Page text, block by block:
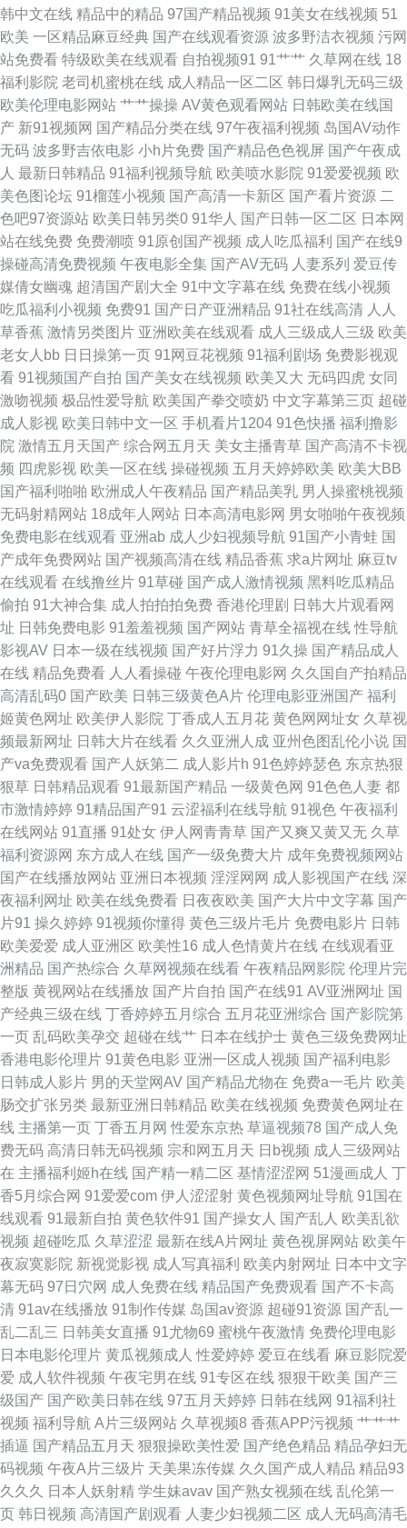
男人的天堂在线另类 国产一区第十页 久久经典视频在线观看 国产嫩草影院
久久 91不用下载观看 国内版肏屄视频 国产精品夜夜嗨 国产美女 肏王丽的屄
91超碰国产在线观看 99超碰福利在线 欧美男女性生活 一本道大香蕉伊人5
不卡三区 九艹九艹在线 亚洲精品草逼片 91网址 黄色片导航 日本女同在线
91sehuatang 91小骚逼 国产av网页 欧美a播放 五月激情不卡一区 91黑料导
航 国产美女A区小视频 色妞干网免费视频网站 99久久无 久爱高清无码 日韩
伦理片 91干福利视频 a俺也要去了网址 久久99精品视频 91很很撸在线视频
传媒视频一区免费播放 丝袜深爱网 91九色蝌蚪视频成人论坛 国产久久免费
视频免费 日本a区 综合色情 97超碰自拍 人人操人人摸AV 91的视频入口 亚
洲黄色hfh 91中文资源在线 久久亚洲熟妇熟女 婷婷社区成人 91国产精品乱
码久久 东方操逼网 五月社区天堂 91熟女丝袜资源 老司机午夜福利电影网 先
锋影音av第一页 91亚洲人 久久五区 婷婷黄色大网站 91豆花成人社区在线
成人福利视频网站导航 日韩无码一二一三四五 91网页入口免费www 久久精
品久久国产 婷婷五月深深爱 91精品探花网址 色婷婷五月天AV综合 大香蕉伊
人天下 日本丁香五月 91猫先生手机在线 豆花免费网站 欧美日韩精品专区 91
超碰久草牛牛 超碰操人人 老湿机九一视频 性感美女日本午夜视频 国产1024
在线视频 四虎一二一 91九色国产爆乳 成人AV首付 日韩福利sss 91成人蝌蚪
激情色播导航 大香蕉国产 一本色道婷婷久久 少妇小晶性爱 俺去也俺去啦 老
湿机深夜福利 伊人大香蕉婷婷 爱草超碰人人网 欧美成久久永久 伊人婷婷久
久狠狠网 国产黑丝在线观看 黄色网址求推荐 欧美日韩国产激情视频 日韩牛
B叉电影 91久久极品影视 成人小视频资源库 国产精品在线久久 蜜桃专区第
96页 91国产传媒视频 老司机由于影院 欧美蝌蚪91色9 日本阿v中文字幕 性
情AV 免费三级wwwcom 欧美日韩性爱网 影音先锋亚洲AV无码 肏屄内射视
频在线观看 东方av免费在线 东方AV成人视 久久伊人色AV 色妞干网免费视频
网站 91干逼欧美 91大战黑丝美女 99欧美性爱 九一AⅤ 午夜夫妻影院 香蕉视
频色片 午夜导航5 欧美三区精品 91乱子伦国产精品 激情五月天社区 无码直
播 91视频第一福利导航 日韩中文字 91香蕉传媒 欧美日韩黄 69国产精品成
人久久 东京热AV在线 少妇91n 91青草草 国产原创网站91在线 色优优国产精
品 肏人综合网 日韩伦理片 91探花酒店在线观看 激情福利导航 桃色一级 91
嫩草白丝 先锋激情资原 久久精美视频 老湿啪啪怕怕抽 91豆花永久网站在线
观看 影音先锋av撸色 东京热大轮奸 日本男人天堂网 91视频艹 91爱看片 91
性爱直播 爱豆网站免费观看视频 日韩Av另类 岛国搬运工首页97 婷婷五月天
社区 91桃色视屏 精品久草 午夜理论日韩A 91网站传媒Tv 欧美视频入口 91
成人版 成人色导航在线 欧洲香蕉av电影 91大香蕉精东麻豆 豆花官网进入免
韩中文在线 精品中的精品 97国产精品视频 91美女在线视频 51
欧美 一区精品麻豆经典 国产在线观看资源 波多野洁衣视频 污网
站免费看 特级欧美在线观看 自拍视频91 91艹艹 久草网在线 18
福利影院 老司机蜜桃在线 成人精品一区二区 韩日爆乳无码三级
欧美伦理电影网站 艹艹操操 AV黄色观看网站 日韩欧美在线国
产 新91视频网 国产精品分类在线 97午夜福利视频 岛国AV动作
无码 波多野吉依电影 小h片免费 国产精品色色视屏 国产午夜成
人 最新日韩精品 91福利视频导航 欧美喷水影院 91爱爱视频 欧
美色图论坛 91榴莲小视频 国产高清一卡新区 国产看片资源 二
色吧97资源站 欧美日韩另类0 91华人 国产日韩一区二区 日本网
站在线免费 免费潮喷 91原创国产视频 成人吃瓜福利 国产在线9
操碰高清免费视频 午夜电影全集 国产AV无码 人妻系列 爱豆传
媒倩女幽魂 超清国产剧大全 91中文字幕在线 免费在线小视频
吃瓜福利小视频 免费91 国产日产亚洲精品 91社在线高清 人人
草香蕉 激情另类图片 亚洲欧美在线观看 成人三级成人三级 欧美
老女人bb 日日操第一页 91网豆花视频 91福利剧场 免费影视观
看 91视频国产自拍 国产美女在线视频 欧美又大 无码四虎 女同
激吻视频 极品性爱导航 欧美国产拳交喷奶 中文字幕第三页 超碰
成人影视 欧美日韩中文一区 手机看片1204 91色快播 福利撸影
院 激情五月天国产 综合网五月天 美女主播青草 国产高清不卡视
频 四虎影视 欧美一区在线 操碰视频 五月天婷婷欧美 欧美大BB
国产福利啪啪 欧洲成人午夜精品 国产精品美乳 男人操蜜桃视频
无码射精网站 18成年人网站 日本高清电影网 男女啪啪午夜视频
免费电影在线观看 亚洲ab 成人少妇视频导航 91国产小青蛙 国
产成年免费网站 国产视频高清在线 精品香蕉 求a片网址 麻豆tv
在线观看 在线撸丝片 91草碰 国产成人激情视频 黑料吃瓜精品
偷拍 91大神合集 成人拍拍拍免费 香港伦理剧 日韩大片观看网
址 日韩免费电影 91羞羞视频 国产网站 青草全福视在线 性导航
影视AV 日本一级在线视频 国产好片浮力 91久操 国产精品成人
在线 精品免费看 人人看操碰 午夜伦理电影网 久久国自产拍精品
高清乱码0 国产欧美 日韩三级黄色A片 伦理电影亚洲国产 福利
姬黄色网址 欧美伊人影院 丁香成人五月花 黄色网网址女 久草视
频最新网址 日韩大片在线看 久久亚洲人成 亚州色图乱伦小说 国
产va免费观看 国产人妖第二 成人影片h 91色婷婷瑟色 东京热狠
狠草 日韩精品观看 91最新国产精品 一级黄色网 91色色人妻 都
市激情婷婷 91精品国产91 云涩福利在线导航 91视色 午夜福利
在线网站 91直播 91处女 伊人网青青草 国产又爽又黄又无 久草
福利资源网 东方成人在线 国产一级免费大片 成年免费视频网站
国产在线播放网站 亚洲日本视频 淫淫网网 成人影视国产在线 深
夜福利网址 欧美在线免费看 日夜夜欧美 国产大片中文字幕 国产
片91 操久婷婷 91视频你懂得 黄色三级片毛片 免费电影片 日韩
欧美爱爱 成人亚洲区 欧美性16 成人色情黄片在线 在线观看亚
洲精品 国产热综合 久草网视频在线看 午夜精品网影院 伦理片完
整版 黄视网站在线播放 国产片自拍 国产在线91 AV亚洲网址 国
产经典三级在线 丁香婷婷五月综合 五月花亚洲综合 国产影院第
一页 乱码欧美孕交 超碰在线艹 日本在线护士 黄色三级免费网址
香港电影伦理片 91黄色电影 亚洲一区成人视频 国产福利电影
日韩成人影片 男的天堂网AV 国产精品尤物在 免费a一毛片 欧美
肠交扩张另类 最新亚洲日韩精品 欧美在线视频 免费黄色网址在
线 主播第一页 丁香五月网 性爱东京热 草逼视频78 国产成人免
费无码 高清日韩无码视频 宗和网五月天 日b视频 成人三级网站
在 主播福利姬h在线 国产精一精二区 基情涩涩网 51漫画成人 丁
香5月综合网 91爱爱com 伊人涩涩射 黄色视频网址导航 91国在
线观看 91最新自拍 黄色软件91 国产操女人 国产乱人 欧美乱欲
视频 超碰吃瓜 久草涩涩 最新在线A片网址 黄色视屏网站 欧美午
夜寂寞影院 新视觉影视 成人写真福利 欧美内射网址 日本中文字
幕无码 97日穴网 成人免费在线 精品国产免费观看 国产不卡高
清 91av在线播放 91制作传媒 岛国av资源 超碰91资源 国产乱一
乱二乱三 日韩美女直播 91尤物69 蜜桃午夜激情 免费伦理电影
日本电影伦理片 黄瓜视频成人 性爱婷婷 爱豆在线看 麻豆影院爱
爱 成人软件视频 午夜宅男在线 91专区在线 狠狠干欧美 国产三
级国产 国产欧美日韩在线 97五月天婷婷 日韩在线网 91福利社
视频 福利导航 A片三级网站 久草视频8 香蕉APP污视频 艹艹艹
插逼 国产精品五月天 狠狠操欧美性爱 国产绝色精品 精品孕妇无
码视频 午夜A片三级片 天美果冻传媒 久久国产成人精品 精品93
久久久
日本人妖射精 学生妹avav 国产熟女视频在线 乱伦第一
页 韩日视频 高清国产剧观看 人妻少妇视频二区 成人无码高清毛